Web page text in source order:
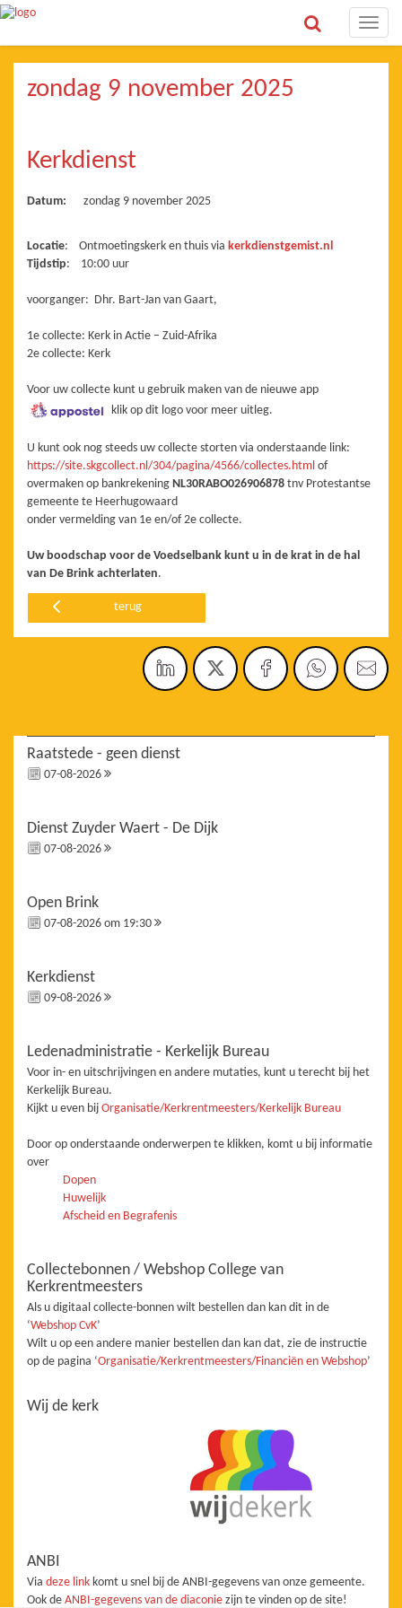
Toggle
zondag 9 november 2025
Kerkdienst
Datum: zondag 9 november 2025
Locatie: Ontmoetingskerk en thuis via kerkdienstgemist.nl
Tijdstip: 10:00 uur
voorganger: Dhr. Bart-Jan van Gaart,
1e collecte: Kerk in Actie – Zuid-Afrika
2e collecte: Kerk
Voor uw collecte kunt u gebruik maken van de nieuwe app
klik op dit logo voor meer uitleg.
U kunt ook nog steeds uw collecte storten via onderstaande link:
https://site.skgcollect.nl/304/pagina/4566/collectes.html of
overmaken op bankrekening NL30RABO026906878 tnv Protestantse
gemeente te Heerhugowaard
onder vermelding van 1e en/of 2e collecte.
Uw boodschap voor de Voedselbank kunt u in de krat in de hal
van De Brink achterlaten.
terug
Raatstede - geen dienst
07-08-2026
Dienst Zuyder Waert - De Dijk
07-08-2026
Open Brink
07-08-2026 om 19:30
Kerkdienst
09-08-2026
Ledenadministratie - Kerkelijk Bureau
Voor in- en uitschrijvingen en andere mutaties, kunt u terecht bij het
Kerkelijk Bureau.
Kijkt u even bij Organisatie/Kerkrentmeesters/Kerkelijk Bureau
Door op onderstaande onderwerpen te klikken, komt u bij informatie
over
Dopen
Huwelijk
Afscheid en Begrafenis
Collectebonnen / Webshop College van
Kerkrentmeesters
Als u digitaal collecte-bonnen wilt bestellen dan kan dit in de
‘Webshop CvK’
Wilt u op een andere manier bestellen dan kan dat, zie de instructie
op de pagina ‘Organisatie/Kerkrentmeesters/Financiën en Webshop’
Wij de kerk
ANBI
Via deze link komt u snel bij de ANBI-gegevens van onze gemeente.
Ook de ANBI-gegevens van de diaconie zijn te vinden op de site!